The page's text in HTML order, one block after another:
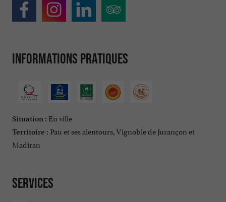
Informations pratiques
Situation : En ville
Territoire : Pau et ses alentours, Vignoble de Jurançon et
Madiran
Services